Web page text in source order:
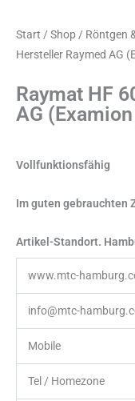
Start / Shop / Röntgen
Hersteller Raymed AG
Raymat HF
AG
Vollfunktionsfähig
Im guten gebrauchten
Artikel-Standort.
www.mtc-
info@mtc-
Mobile
Tel / Homezone